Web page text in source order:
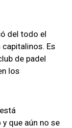
del todo el
Es
de padel
los
que aún no se